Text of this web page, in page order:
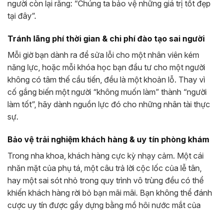
người còn lại rằng: “Chúng ta bảo vệ những giá trị tốt đẹp
tại đây”.
Tránh lãng phí thời gian & chi phí đào tạo sai người
Mỗi giờ bạn dành ra để sửa lỗi cho một nhân viên kém
năng lực, hoặc mỗi khóa học bạn đầu tư cho một người
không có tâm thế cầu tiến, đều là một khoản lỗ. Thay vì
cố gắng biến một người “không muốn làm” thành “người
làm tốt”, hãy dành nguồn lực đó cho những nhân tài thực
sự.
Bảo vệ trải nghiệm khách hàng & uy tín phòng khám
Trong nha khoa, khách hàng cực kỳ nhạy cảm. Một cái
nhăn mặt của phụ tá, một câu trả lời cộc lốc của lễ tân,
hay một sai sót nhỏ trong quy trình vô trùng đều có thể
khiến khách hàng rời bỏ bạn mãi mãi. Bạn không thể đánh
cược uy tín được gầy dựng bằng mồ hôi nước mắt của